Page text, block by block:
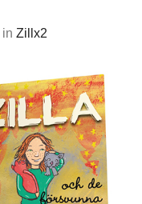
in Zillx2